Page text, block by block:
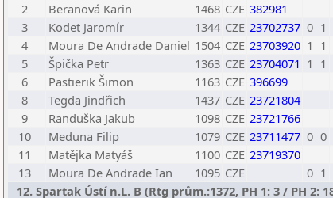
2
Beranová Karin 1468 CZE 382981
3
Kodet Jaromír 1344 CZE 23702737 0 1
4
Moura De Andrade Daniel 1504 CZE 23703920 1 1
5
Špička Petr 1363 CZE 23704071 1 1
6
Pastierik Šimon 1163 CZE 396699
8
Tegda Jindřich 1437 CZE 23721804
9
Randuška Jakub 1098 CZE 23721766
10
Meduna Filip 1079 CZE 23711477 0 0
11
Matějka Matyáš 1100 CZE 23719370
13
Moura De Andrade Ian 1095 CZE 0 1
12. Spartak Ústí n.L. B (Rtg prům.:1372, PH 1: 3 / PH 2: